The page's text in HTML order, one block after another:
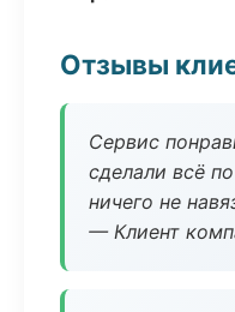
Отзывы
Сервис
сделали всё
ничего не
— Клиент